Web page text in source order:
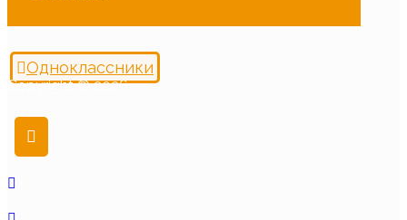
Одноклассники
Copyright © 2026